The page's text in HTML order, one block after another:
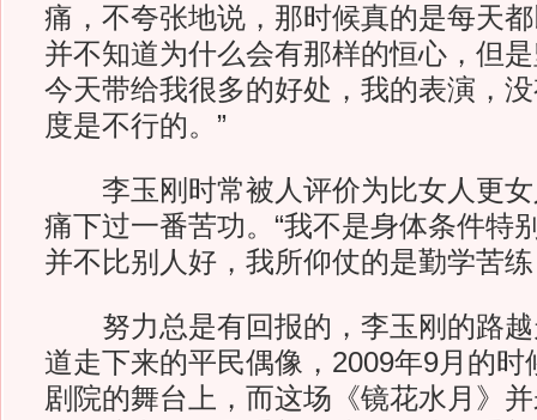
痛，不夸张地说，那时候真的是每天
并不知道为什么会有那样的恒心，但
今天带给我很多的好处，我的表演，
度是不行的。”
李玉刚时常被人评价为比女人更女
痛下过一番苦功。“我不是身体条件特
并不比别人好，我所仰仗的是勤学苦
努力总是有回报的，李玉刚的路越
道走下来的平民偶像，2009年9月的时
剧院的舞台上，而这场《镜花水月》